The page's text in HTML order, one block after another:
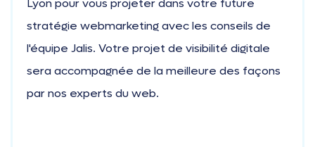
Lyon pour vous projeter dans votre future
stratégie webmarketing avec les conseils de
l'équipe Jalis. Votre projet de visibilité digitale
sera accompagnée de la meilleure des façons
par nos experts du web.